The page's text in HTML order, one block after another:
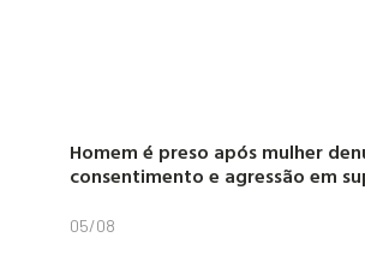
Homem é preso após mulher
consentimento e agressão em
05/08